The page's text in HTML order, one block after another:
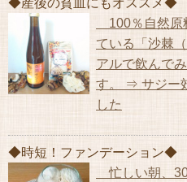
◆産後の貧血にもオススメ◆
100％自然原
ている「沙棘
アルで飲んで
す。 ⇒ サジー
した
◆時短！ファンデーション◆
忙しい朝、